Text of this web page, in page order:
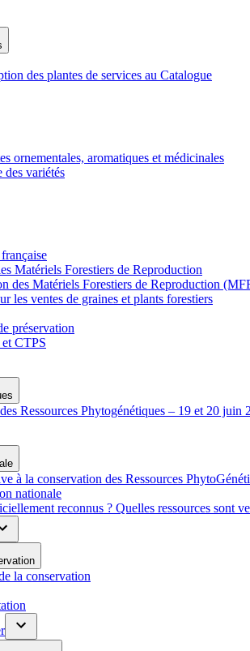
des plantes de services au Catalogue
ornementales, aromatiques et médicinales
des variétés
Matériels Forestiers de Reproduction
des Matériels Forestiers de Reproduction
les ventes de graines et plants forestiers
préservation
et CTPS
Ressources Phytogénétiques – 19 et 20 juin
à la conservation des Ressources
nationale
reconnus ? Quelles ressources sont
la conservation